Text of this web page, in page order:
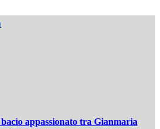
appassionato tra Gianmaria